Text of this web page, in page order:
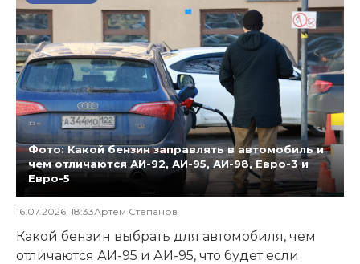
Фото: Какой бензин заправлять в автомобиль и
чем отличаются АИ-92, АИ-95, АИ-98, Евро-3 и
Евро-5
16.07.2026, 18:33Артем Степанов
Какой бензин выбрать для автомобиля, чем
отличаются АИ-95 и АИ-95, что будет если